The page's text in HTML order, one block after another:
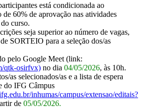
está condicionada ao
60% de aprovação nas atividades
curso.
seja superior ao número de vagas,
SORTEIO para a seleção dos/as
pelo Google Meet (link:
qtk-osirfvx) no dia 04/05/2026, às 10h.
as selecionados/as e a lista de espera
do IFG Câmpus
inhumas/campus/extensao/editais?
de 05/05/2026.